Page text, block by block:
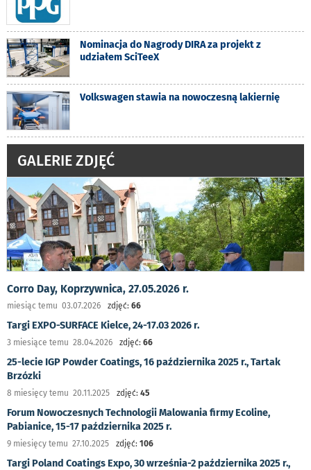
Nominacja do Nagrody DIRA za projekt z
udziałem SciTeeX
Volkswagen stawia na nowoczesną lakiernię
GALERIE ZDJĘĆ
Corro Day, Koprzywnica, 27.05.2026 r.
miesiąc temu 03.07.2026 zdjęć: 66
Targi EXPO-SURFACE Kielce, 24-17.03 2026 r.
3 miesiące temu 28.04.2026 zdjęć: 66
25-lecie IGP Powder Coatings, 16 października 2025 r., Tartak
Brzózki
8 miesięcy temu 20.11.2025 zdjęć: 45
Forum Nowoczesnych Technologii Malowania firmy Ecoline,
Pabianice, 15-17 października 2025 r.
9 miesięcy temu 27.10.2025 zdjęć: 106
Targi Poland Coatings Expo, 30 września-2 października 2025 r.,